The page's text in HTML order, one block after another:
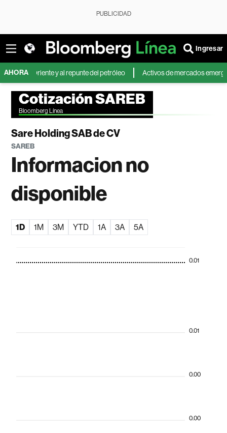
PUBLICIDAD
Ingresar
AHORA
Oriente y al repunte del petróleo Activos de mercados emergentes
Cotización SAREB
Bloomberg Línea
Sare Holding SAB de CV
SAREB
Informacion no
disponible
1D 1M 3M YTD 1A 3A 5A
0.00
0.00
0.01
0.01